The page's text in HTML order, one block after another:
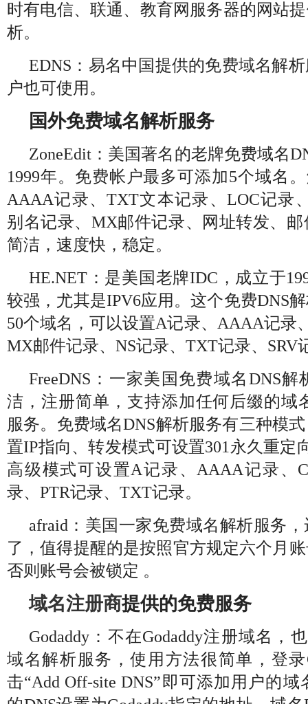
时有电信、联通、教育网服务器的网站
析。
EDNS：易名中国提供的免费域名解
户也可使用。
国外免费域名解析服务
ZoneEdit：美国著名的老牌免费域名
1999年。免费帐户最多可添加5个域名
AAAA记录、TXT文本记录、LOC记录
别名记录、MX邮件记录、网址转发、
简洁，速度快，稳定。
HE.NET：是美国老牌IDC，成立于
较强，尤其是IPV6应用。这个免费DNS
50个域名，可以设置A记录、AAAA记录
MX邮件记录、NS记录、TXT记录、SRV
FreeDNS：一家美国免费域名DNS
洁，注册简单，支持添加任何后缀的域
服务。免费域名DNS解析服务有三种模
置IP指向、转发模式可设置301永久重定
高级模式可设置A记录、AAAA记录、
录、PTR记录、TXT记录。
afraid：美国一家免费域名解析服务
了，值得提醒的是按照官方规定六个月
否则账号会被锁定 。
域名注册商提供的免费服务
Godaddy：不在Godaddy注册域名，
域名解析服务，使用方法很简单，登录
击“Add Off-site DNS”即可添加用户的